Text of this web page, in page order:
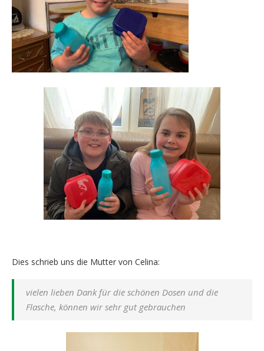
Dies schrieb uns die Mutter von Celina:
vielen lieben Dank für die schönen Dosen und die
Flasche, können wir sehr gut gebrauchen